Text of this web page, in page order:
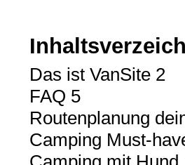
Das ist VanSite 2
FAQ 5
Routenplanung
Camping Must-